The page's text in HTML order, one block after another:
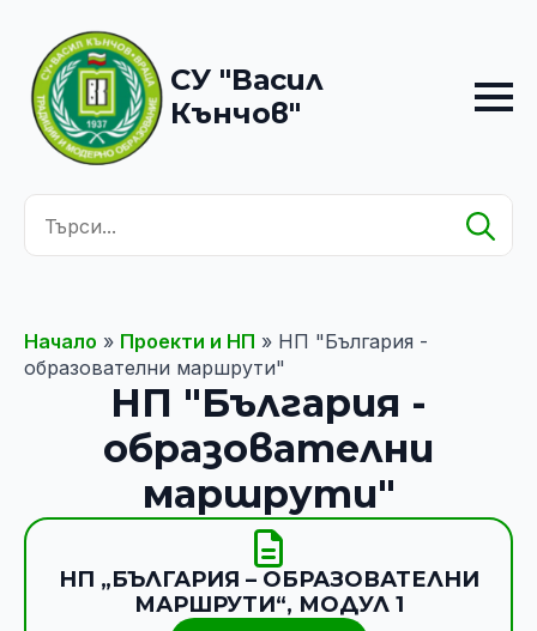
СУ "Васил
Кънчов"
Начало » Проекти и НП » НП "България -
образователни маршрути"
НП "България -
образователни
маршрути"
НП „БЪЛГАРИЯ – ОБРАЗОВАТЕЛНИ
МАРШРУТИ“, МОДУЛ 1